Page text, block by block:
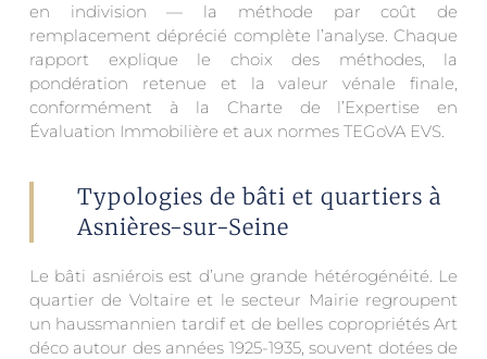
en indivision — la méthode par coût de
remplacement déprécié complète l’analyse. Chaque
rapport explique le choix des méthodes, la
pondération retenue et la valeur vénale finale,
conformément à la Charte de l’Expertise en
Évaluation Immobilière et aux normes TEGoVA EVS.
Typologies de bâti et quartiers à
Asnières-sur-Seine
Le bâti asniérois est d’une grande hétérogénéité. Le
quartier de Voltaire et le secteur Mairie regroupent
un haussmannien tardif et de belles copropriétés Art
déco autour des années 1925-1935, souvent dotées de